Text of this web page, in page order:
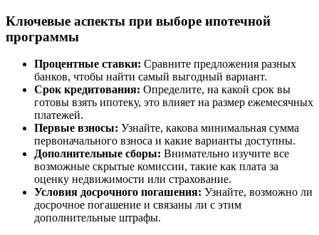
Ключевые аспекты при выборе ипотечной
программы
Процентные ставки: Сравните предложения разных
банков, чтобы найти самый выгодный вариант.
Срок кредитования: Определите, на какой срок вы
готовы взять ипотеку, это влияет на размер ежемесячных
платежей.
Первые взносы: Узнайте, какова минимальная сумма
первоначального взноса и какие варианты доступны.
Дополнительные сборы: Внимательно изучите все
возможные скрытые комиссии, такие как плата за
оценку недвижимости или страхование.
Условия досрочного погашения: Узнайте, возможно ли
досрочное погашение и связаны ли с этим
дополнительные штрафы.